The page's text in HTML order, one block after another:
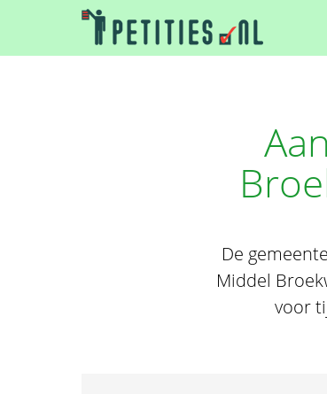
De
Middel
voor